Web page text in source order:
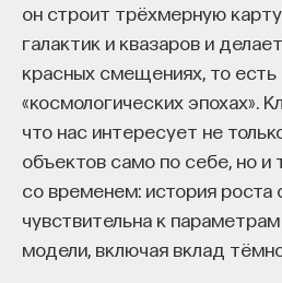
он строит трёхмерную
галактик и квазаров и
красных смещениях, то есть
«космологических эпохах».
что нас интересует не
объектов само по себе, но и
со временем: история роста
чувствительна к
модели, включая вклад
Naukka Talents— это не
сервис, а комплексная
специалистов на пути к
инновационных индустриях.
преодолеть существующие
обучение, карьерное
связи с компаниями,
ввысококвалифицированных